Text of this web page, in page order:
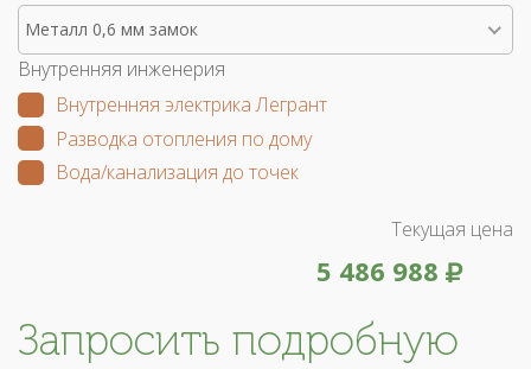
Металл 0,6 мм замок
Внутренняя инженерия
Внутренняя электрика Легрант
Разводка отопления по дому
Вода/канализация до точек
Текущая цена
5 486 988
Запросить подробную